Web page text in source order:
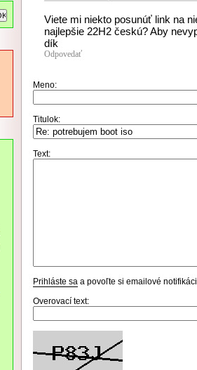
Viete mi niekto posunúť link na
najlepšie 22H2 českú? Aby
dík
Odpovedať
Meno:
Titulok:
Text:
Prihláste sa a povoľte si emailové
Overovací text: